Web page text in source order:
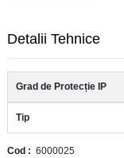
Detalii Tehnice
Grad de Protecție IP
Tip
Cod 6000025